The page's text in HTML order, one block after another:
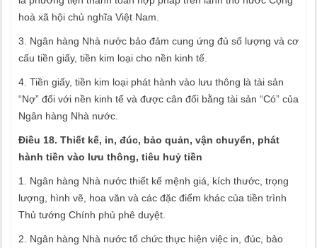
hoà xã hội chủ nghĩa Việt Nam.
3. Ngân hàng Nhà nước bảo đảm cung ứng đủ số lượng và cơ
cấu tiền giấy, tiền kim loại cho nền kinh tế.
4. Tiền giấy, tiền kim loại phát hành vào lưu thông là tài sản
“Nợ” đối với nền kinh tế và được cân đối bằng tài sản “Có” của
Ngân hàng Nhà nước.
Điều 18. Thiết kế, in, đúc, bảo quản, vận chuyển, phát
hành tiền vào lưu thông, tiêu huỷ tiền
1. Ngân hàng Nhà nước thiết kế mệnh giá, kích thước, trọng
lượng, hình vẽ, hoa văn và các đặc điểm khác của tiền trình
Thủ tướng Chính phủ phê duyệt.
2. Ngân hàng Nhà nước tổ chức thực hiện việc in, đúc, bảo